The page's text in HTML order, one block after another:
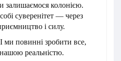
колонією.
суверенітет — через
і силу.
ми повинні зробити все,
реальністю.